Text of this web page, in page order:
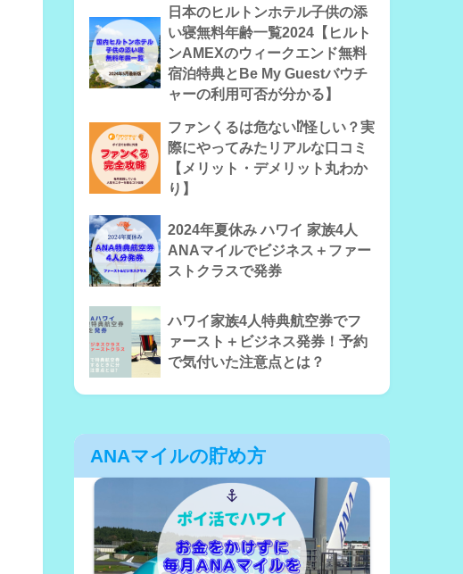
日本のヒルトンホテル子供の添
い寝無料年齢一覧2024【ヒルト
ンAMEXのウィークエンド無料
宿泊特典とBe My Guestバウチ
ャーの利用可否が分かる】
ファンくるは危ない⁉怪しい？実
際にやってみたリアルな口コミ
【メリット・デメリット丸わか
り】
2024年夏休み ハワイ 家族4人
ANAマイルでビジネス＋ファー
ストクラスで発券
ハワイ家族4人特典航空券でフ
ァースト＋ビジネス発券！予約
で気付いた注意点とは？
ANAマイルの貯め方